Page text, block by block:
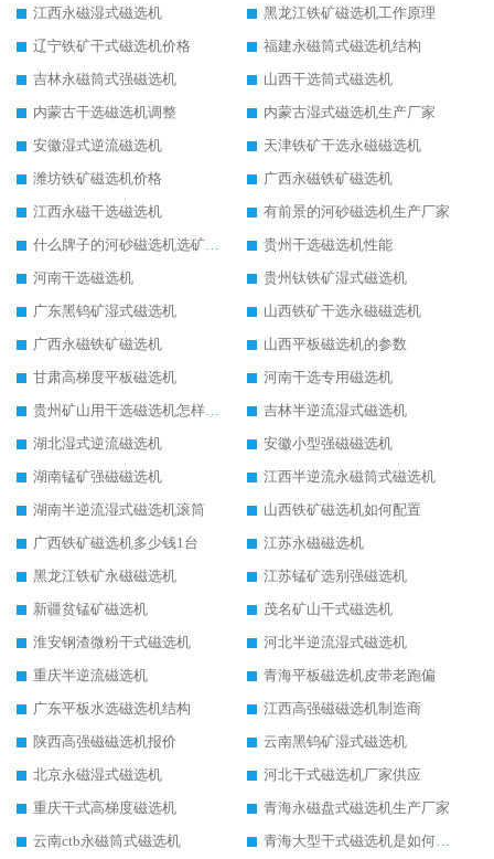
江西永磁湿式磁选机
黑龙江铁矿磁选机工作原理
辽宁铁矿干式磁选机价格
福建永磁筒式磁选机结构
吉林永磁筒式强磁选机
山西干选筒式磁选机
内蒙古干选磁选机调整
内蒙古湿式磁选机生产厂家
安徽湿式逆流磁选机
天津铁矿干选永磁磁选机
潍坊铁矿磁选机价格
广西永磁铁矿磁选机
江西永磁干选磁选机
有前景的河砂磁选机生产厂家
什么牌子的河砂磁选机选矿效果好
贵州干选磁选机性能
河南干选磁选机
贵州钛铁矿湿式磁选机
广东黑钨矿湿式磁选机
山西铁矿干选永磁磁选机
广西永磁铁矿磁选机
山西平板磁选机的参数
甘肃高梯度平板磁选机
河南干选专用磁选机
贵州矿山用干选磁选机怎样调磁
吉林半逆流湿式磁选机
湖北湿式逆流磁选机
安徽小型强磁磁选机
湖南锰矿强磁磁选机
江西半逆流永磁筒式磁选机
湖南半逆流湿式磁选机滚筒
山西铁矿磁选机如何配置
广西铁矿磁选机多少钱1台
江苏永磁磁选机
黑龙江铁矿永磁磁选机
江苏锰矿选别强磁选机
新疆贫锰矿磁选机
茂名矿山干式磁选机
淮安钢渣微粉干式磁选机
河北半逆流湿式磁选机
重庆半逆流磁选机
青海平板磁选机皮带老跑偏
广东平板水选磁选机结构
江西高强磁磁选机制造商
陕西高强磁磁选机报价
云南黑钨矿湿式磁选机
北京永磁湿式磁选机
河北干式磁选机厂家供应
重庆干式高梯度磁选机
青海永磁盘式磁选机生产厂家
云南ctb永磁筒式磁选机
青海大型干式磁选机是如何选矿的